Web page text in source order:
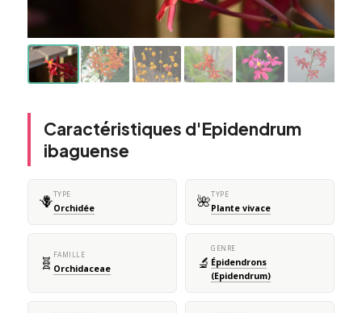
Caractéristiques d'Epidendrum
ibaguense
🪻TYPE
Orchidée 🌺TYPE
Plante vivace
🧬 FAMILLE
Orchidaceae 🔬
GENRE
Épidendrons
(Epidendrum)